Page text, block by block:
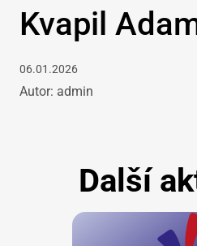
Kvapil
06.01.2026
Autor: admin
Další